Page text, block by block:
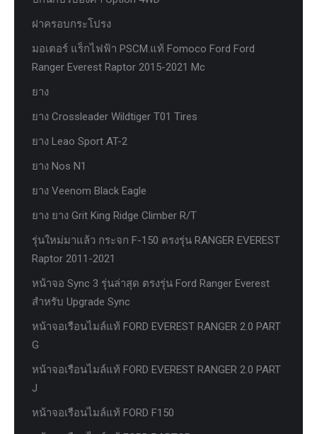
ฝาครอบกระโปรง
มอเตอร์ แร็กไฟฟ้า PSCM.แท้ Fomoco Ford Ford
Ranger Everest Raptor 2015-2021 Mc
ยาง
ยาง Crossleader Wildtiger T01 Tires
ยาง Leao Sport AT-2
ยาง Nos N1
ยาง Veenom Black Eagle
ยาง ยาง Grit King Ridge Climber R/T
รุ่นใหม่มาแล้ว กระจก F-150 ตรงรุ่น RANGER EVEREST
Raptor 2011-2021
หน้าจอ Sync 3 รุ่นล่าสุด ตรงรุ่น Ford Ranger Everest
สำหรับ Upgrade Sync
หน้าจอเรือนไมล์แท้ FORD EVEREST RANGER 2.0 PART
G
หน้าจอเรือนไมล์แท้ FORD EVEREST RANGER 2.0 PART
J
หน้าจอเรือนไมล์แท้ FORD F150